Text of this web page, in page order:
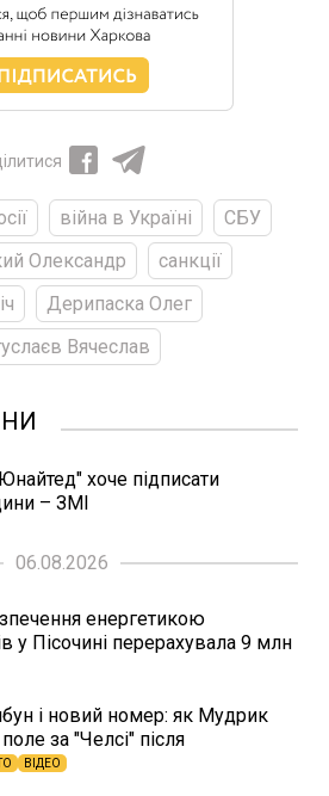
війна в Україні
СБУ
Олександр
санкції
Дерипаска Олег
Вячеслав
хоче підписати
– ЗМІ
06.08.2026
енергетикою
у Пісочині перерахувала 9 млн
і новий номер: як Мудрик
за "Челсі" після
ВІДЕО